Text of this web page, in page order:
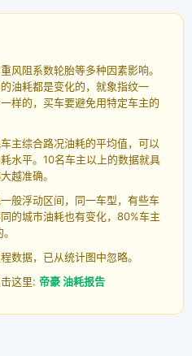
风阻系数轮胎等多种因素影响。
油耗都是变化的，就象指纹一
样的，买车要避免用特定车主的
主综合路况油耗的平均值，可以
水平。10名车主以上的数据就具
越准确。
般浮动区间，同一车型，有些车
的城市油耗也有变化，80%车主
数据，已从统计图中忽略。
这里: 帝豪 油耗报告